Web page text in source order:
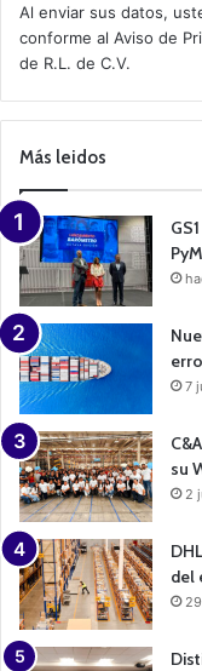
v
e
a
m
a
n
Al enviar sus datos,
conforme al Aviso de
de R.L. de C.V.
Más leidos
7
su
2
del